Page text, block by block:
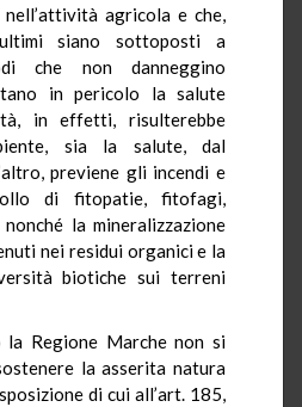
agricola e che,
siano sottoposti a
che non danneggino
in pericolo la salute
in effetti, risulterebbe
sia la salute, dal
previene gli incendi e
di fitopatie, fitofagi,
la mineralizzazione
nei residui organici e la
biotiche sui terreni
la Regione Marche non si
la asserita natura
di cui all’art. 185,